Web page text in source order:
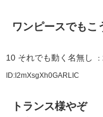
ワンピースでもこ
10 それでも動く名無し
ID:I2mXsgXh0GARLIC
トランス様やぞ